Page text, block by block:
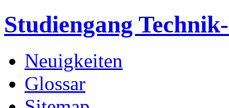
Studiengang
Neuigkeiten
Glossar